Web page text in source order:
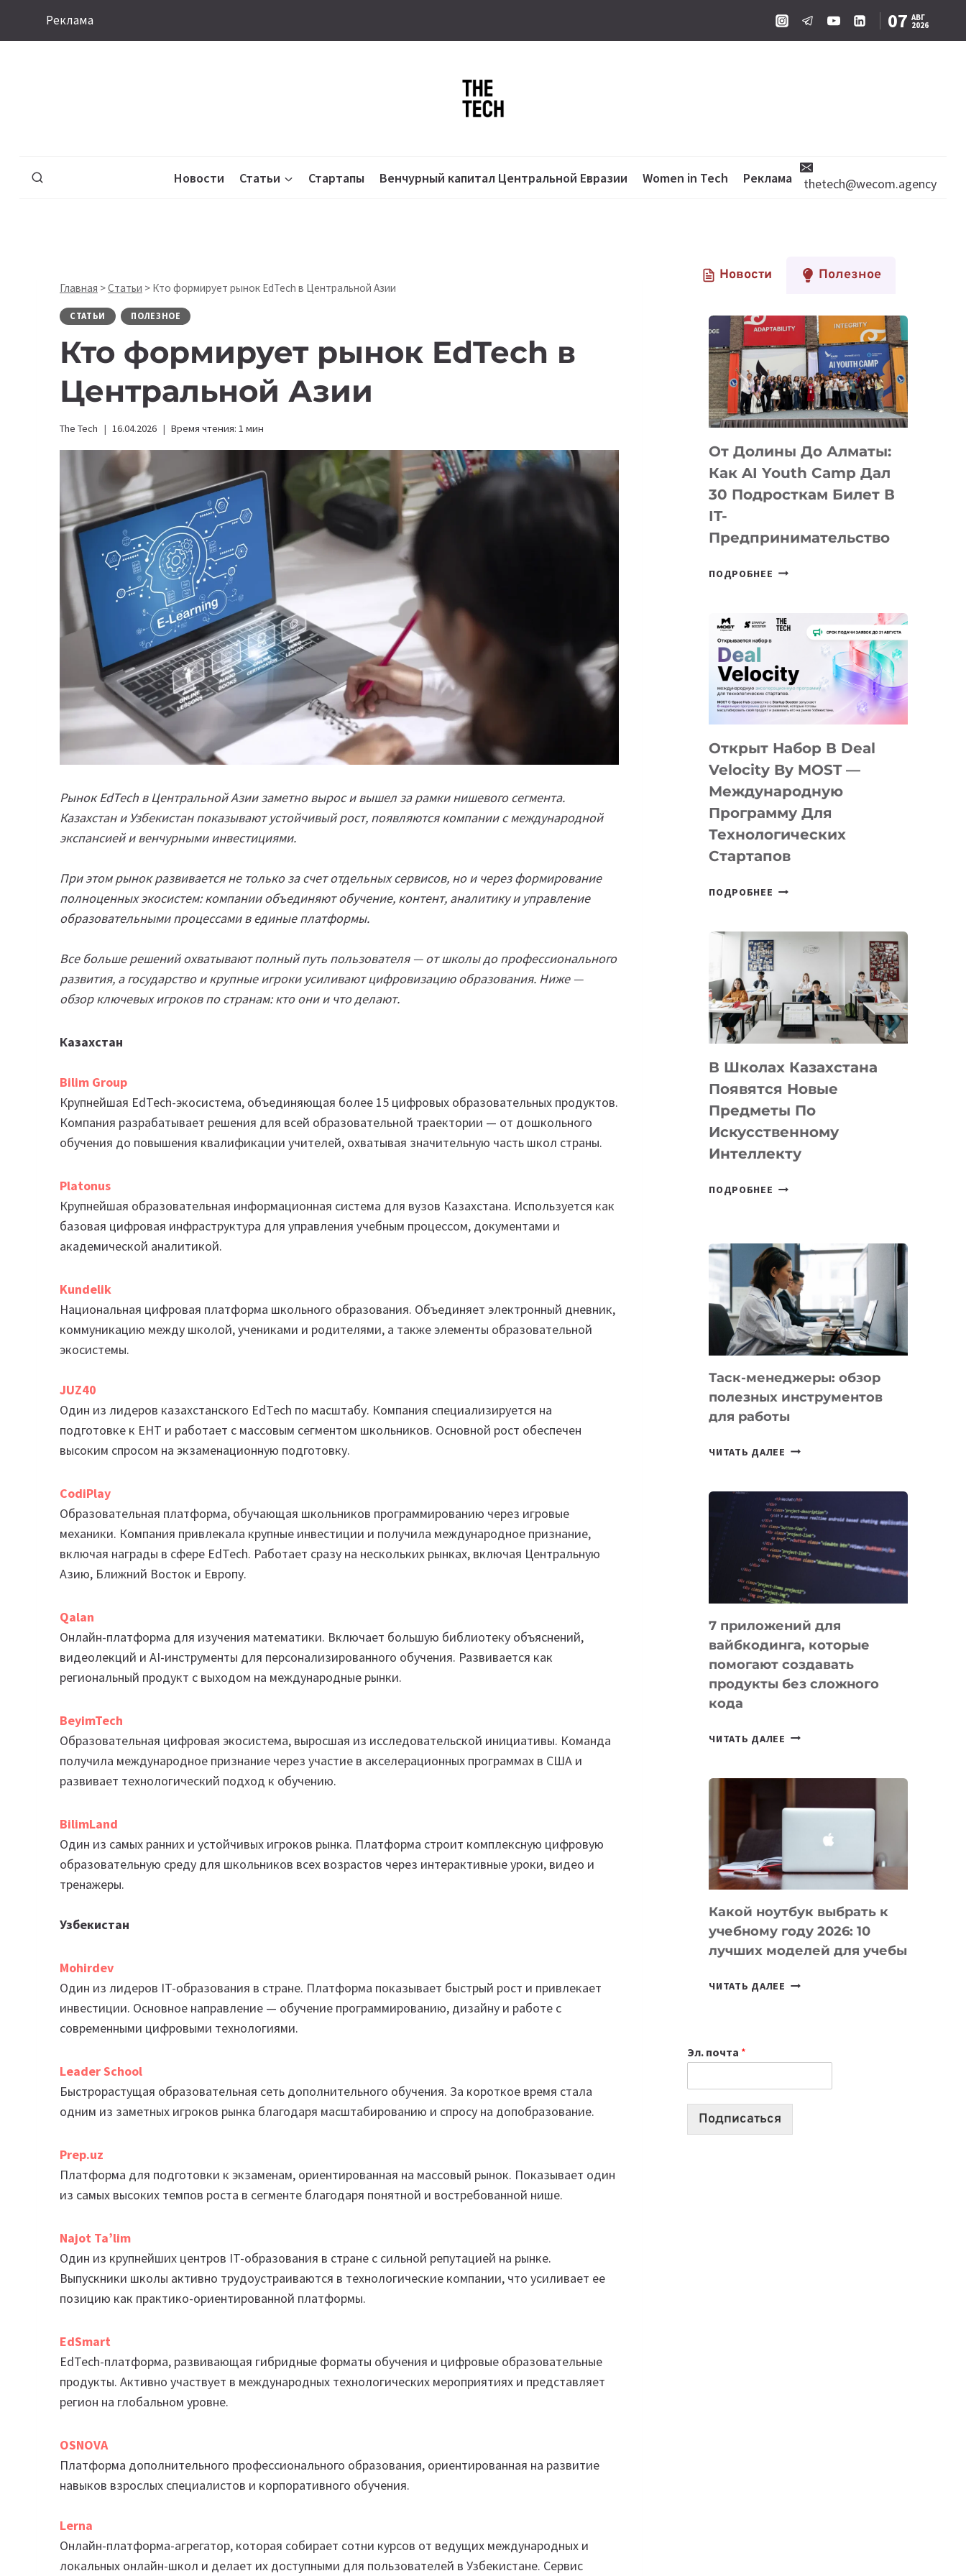
Реклама 07 АВГ
2026
Новости Статьи Стартапы Венчурный капитал Центральной Евразии Women in Tech Реклама thetech@wecom.agency
Главная >Статьи > Кто формирует рынок EdTech в Центральной Азии
СТАТЬИ ПОЛЕЗНОЕ
Кто формирует рынок EdTech в
Центральной Азии
The Tech 16.04.2026 Время чтения: 1 мин
Рынок EdTech в Центральной Азии заметно вырос и вышел за рамки нишевого сегмента.
Казахстан и Узбекистан показывают устойчивый рост, появляются компании с международной
экспансией и венчурными инвестициями.
При этом рынок развивается не только за счет отдельных сервисов, но и через формирование
полноценных экосистем: компании объединяют обучение, контент, аналитику и управление
образовательными процессами в единые платформы.
Все больше решений охватывают полный путь пользователя — от школы до профессионального
развития, а государство и крупные игроки усиливают цифровизацию образования. Ниже —
обзор ключевых игроков по странам: кто они и что делают.
Казахстан
Bilim Group
Крупнейшая EdTech-экосистема, объединяющая более 15 цифровых образовательных продуктов.
Компания разрабатывает решения для всей образовательной траектории — от дошкольного
обучения до повышения квалификации учителей, охватывая значительную часть школ страны.
Platonus
Крупнейшая образовательная информационная система для вузов Казахстана. Используется как
базовая цифровая инфраструктура для управления учебным процессом, документами и
академической аналитикой.
Kundelik
Национальная цифровая платформа школьного образования. Объединяет электронный дневник,
коммуникацию между школой, учениками и родителями, а также элементы образовательной
экосистемы.
JUZ40
Один из лидеров казахстанского EdTech по масштабу. Компания специализируется на
подготовке к ЕНТ и работает с массовым сегментом школьников. Основной рост обеспечен
высоким спросом на экзаменационную подготовку.
CodiPlay
Образовательная платформа, обучающая школьников программированию через игровые
механики. Компания привлекала крупные инвестиции и получила международное признание,
включая награды в сфере EdTech. Работает сразу на нескольких рынках, включая Центральную
Азию, Ближний Восток и Европу.
Qalan
Онлайн-платформа для изучения математики. Включает большую библиотеку объяснений,
видеолекций и AI-инструменты для персонализированного обучения. Развивается как
региональный продукт с выходом на международные рынки.
BeyimTech
Образовательная цифровая экосистема, выросшая из исследовательской инициативы. Команда
получила международное признание через участие в акселерационных программах в США и
развивает технологический подход к обучению.
BilimLand
Один из самых ранних и устойчивых игроков рынка. Платформа строит комплексную цифровую
образовательную среду для школьников всех возрастов через интерактивные уроки, видео и
тренажеры.
Узбекистан
Mohirdev
Один из лидеров IT-образования в стране. Платформа показывает быстрый рост и привлекает
инвестиции. Основное направление — обучение программированию, дизайну и работе с
современными цифровыми технологиями.
Leader School
Быстрорастущая образовательная сеть дополнительного обучения. За короткое время стала
одним из заметных игроков рынка благодаря масштабированию и спросу на допобразование.
Prep.uz
Платформа для подготовки к экзаменам, ориентированная на массовый рынок. Показывает один
из самых высоких темпов роста в сегменте благодаря понятной и востребованной нише.
Najot Ta’lim
Один из крупнейших центров IT-образования в стране с сильной репутацией на рынке.
Выпускники школы активно трудоустраиваются в технологические компании, что усиливает ее
позицию как практико-ориентированной платформы.
EdSmart
EdTech-платформа, развивающая гибридные форматы обучения и цифровые образовательные
продукты. Активно участвует в международных технологических мероприятиях и представляет
регион на глобальном уровне.
OSNOVA
Платформа дополнительного профессионального образования, ориентированная на развитие
навыков взрослых специалистов и корпоративного обучения.
Lerna
Онлайн-платформа-агрегатор, которая собирает сотни курсов от ведущих международных и
локальных онлайн-школ и делает их доступными для пользователей в Узбекистане. Сервис
Новости Полезное
От Долины До Алматы:
Как AI Youth Camp Дал
30 Подросткам Билет В
IT-
Предпринимательство
ПОДРОБНЕЕ ОТ
АЛМАТЫ:
YOUTH
CAMP
ДАЛ
ПОДРОСТКАМ
БИЛЕТ
IT-
ПРЕДПРИНИМАТЕЛЬСТВО
Открыт Набор В Deal
Velocity By MOST —
Международную
Программу Для
Технологических
Стартапов
ПОДРОБНЕЕ ОТКРЫТ
DEAL
VELOCITY
MOST
—
МЕЖДУНАРОДНУЮ
ДЛЯ
ТЕХНОЛОГИЧЕСКИХ
СТАРТАПОВ
В Школах Казахстана
Появятся Новые
Предметы По
Искусственному
Интеллекту
ПОДРОБНЕЕ
НОВЫЕ
ПРЕДМЕТЫ
ПО
ИСКУССТВЕННОМУ
ИНТЕЛЛЕКТУ
Таск-менеджеры: обзор
полезных инструментов
для работы
ЧИТАТЬ ДАЛЕЕ ТАСК-
ПОЛЕЗНЫХ
ИНСТРУМЕНТОВ
ДЛЯ
РАБОТЫ
7 приложений для
вайбкодинга, которые
помогают создавать
продукты без сложного
кода
ЧИТАТЬ ДАЛЕЕ
КОТОРЫЕ
СОЗДАВАТЬ
БЕЗ
КОДА
Какой ноутбук выбрать к
учебному году 2026: 10
лучших моделей для учебы
ЧИТАТЬ ДАЛЕЕ КАКОЙ
2026:
10
Эл. почта *
Подписаться